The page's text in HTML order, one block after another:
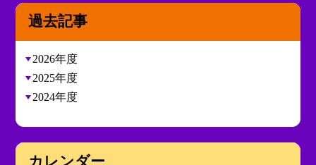
過去記事
2026年度
2025年度
2024年度
カレンダー